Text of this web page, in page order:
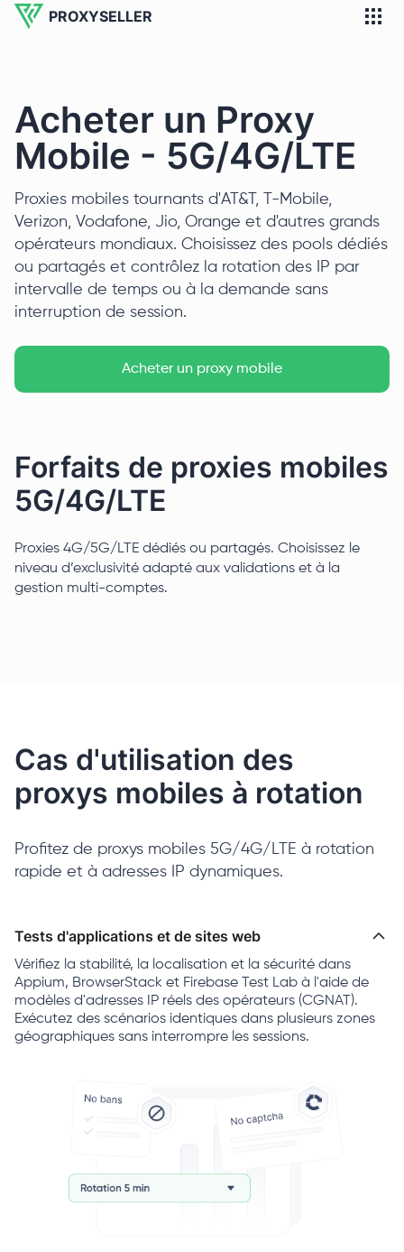
PROXYSELLER
Acheter un Proxy
Mobile - 5G/4G/LTE
Proxies mobiles tournants d'AT&T, T-Mobile,
Verizon, Vodafone, Jio, Orange et d'autres grands
opérateurs mondiaux. Choisissez des pools dédiés
ou partagés et contrôlez la rotation des IP par
intervalle de temps ou à la demande sans
interruption de session.
Acheter un proxy mobile
Forfaits de proxies mobiles
5G/4G/LTE
Proxies 4G/5G/LTE dédiés ou partagés. Choisissez le
niveau d’exclusivité adapté aux validations et à la
gestion multi-comptes.
Cas d'utilisation des
proxys mobiles à rotation
Profitez de proxys mobiles 5G/4G/LTE à rotation
rapide et à adresses IP dynamiques.
Tests d'applications et de sites web
Vérifiez la stabilité, la localisation et la sécurité dans
Appium, BrowserStack et Firebase Test Lab à l'aide de
modèles d'adresses IP réels des opérateurs (CGNAT).
Exécutez des scénarios identiques dans plusieurs zones
géographiques sans interrompre les sessions.